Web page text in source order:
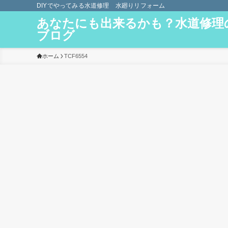
DIYでやってみる水道修理 水廻りリフォーム
あなたにも出来るかも？水道修理
ブログ
ホーム TCF6554